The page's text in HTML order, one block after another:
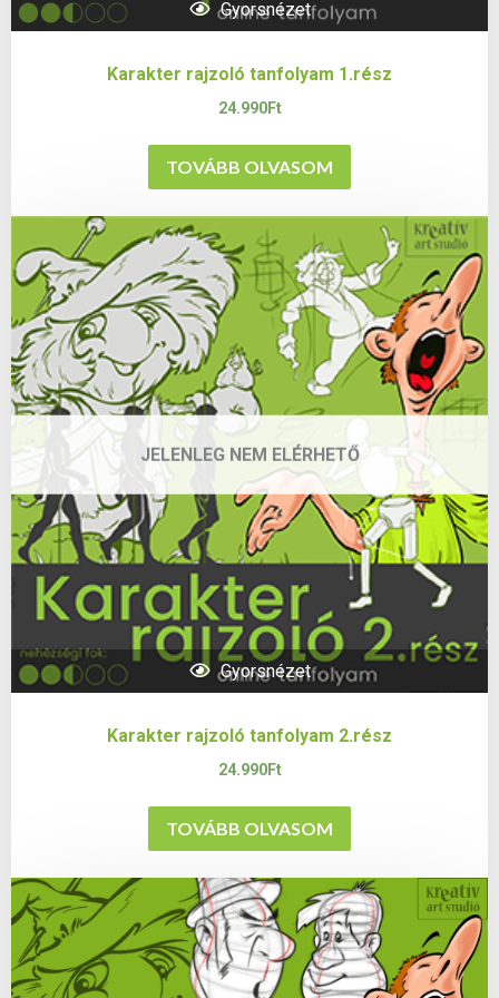
Gyorsnézet
Karakter rajzoló tanfolyam 1.rész
24.990Ft
TOVÁBB OLVASOM
JELENLEG NEM ELÉRHETŐ
Gyorsnézet
Karakter rajzoló tanfolyam 2.rész
24.990Ft
TOVÁBB OLVASOM